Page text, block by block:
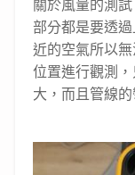
關於風量的測
部分都是要透
近的空氣所以
位置進行觀測
大，而且管線